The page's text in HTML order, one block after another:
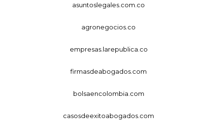
asuntoslegales.com.co
agronegocios.co
empresas.larepublica.co
firmasdeabogados.com
bolsaencolombia.com
casosdeexitoabogados.com